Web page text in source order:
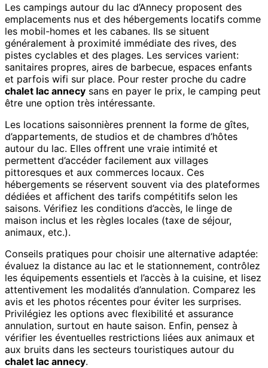
Les campings autour du lac d’Annecy proposent des
emplacements nus et des hébergements locatifs comme
les mobil-homes et les cabanes. Ils se situent
généralement à proximité immédiate des rives, des
pistes cyclables et des plages. Les services varient:
sanitaires propres, aires de barbecue, espaces enfants
et parfois wifi sur place. Pour rester proche du cadre
chalet lac annecy sans en payer le prix, le camping peut
être une option très intéressante.
Les locations saisonnières prennent la forme de gîtes,
d’appartements, de studios et de chambres d’hôtes
autour du lac. Elles offrent une vraie intimité et
permettent d’accéder facilement aux villages
pittoresques et aux commerces locaux. Ces
hébergements se réservent souvent via des plateformes
dédiées et affichent des tarifs compétitifs selon les
saisons. Vérifiez les conditions d’accès, le linge de
maison inclus et les règles locales (taxe de séjour,
animaux, etc.).
Conseils pratiques pour choisir une alternative adaptée:
évaluez la distance au lac et le stationnement, contrôlez
les équipements essentiels et l’accès à la cuisine, et lisez
attentivement les modalités d’annulation. Comparez les
avis et les photos récentes pour éviter les surprises.
Privilégiez les options avec flexibilité et assurance
annulation, surtout en haute saison. Enfin, pensez à
vérifier les éventuelles restrictions liées aux animaux et
aux bruits dans les secteurs touristiques autour du
chalet lac annecy.